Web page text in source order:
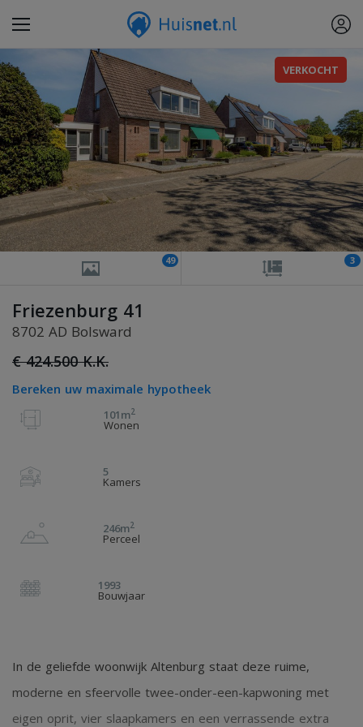
VERKOCHT
49 3
Friezenburg 41
8702 AD Bolsward
€ 424.500 K.K.
Bereken uw maximale hypotheek
101m2
Wonen
5
Kamers
246m2
Perceel
1993
Bouwjaar
In de geliefde woonwijk Altenburg staat deze ruime,
moderne en sfeervolle twee-onder-een-kapwoning met
eigen oprit, vier slaapkamers en een verrassende extra